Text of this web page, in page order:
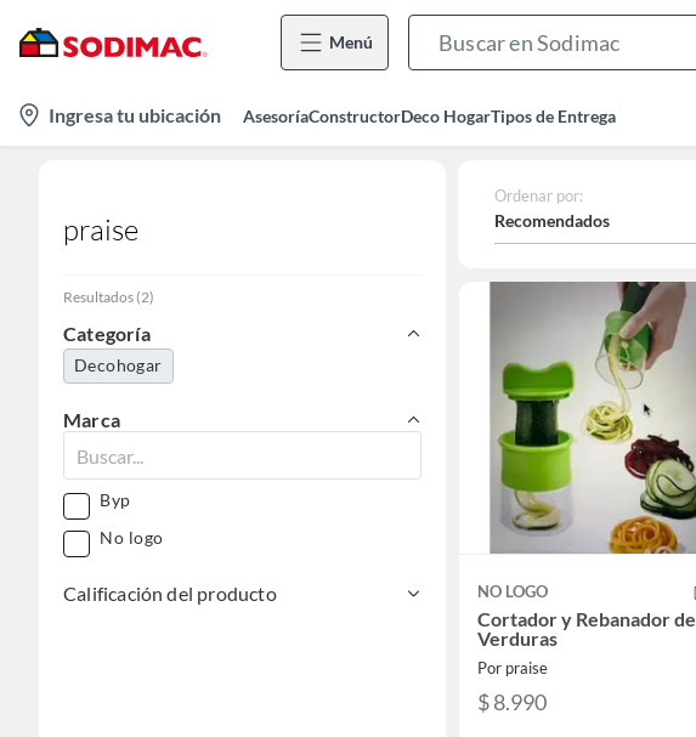
Menú
location-
icon
Ingresa tu ubicación AsesoríaConstructorDeco HogarTipos de Entrega
praise
Resultados (2)
Categoría
Decohogar
Marca
Byp
No logo
Calificación del producto
Ordenar por:
Recomendados
NO LOGO
Cortador y Rebanador de
Verduras
Por praise
$ 8.990